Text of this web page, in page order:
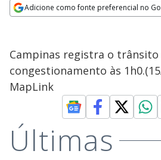
Adicione como fonte preferencial no
Campinas registra o trânsito
congestionamento às
MapLink
Últimas